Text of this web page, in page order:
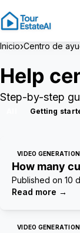
Inicio›Centro de
Help
Step-by-step
Getting
VIDEO GENERATION
How many
Published on 10
Read more →
VIDEO GENERATION